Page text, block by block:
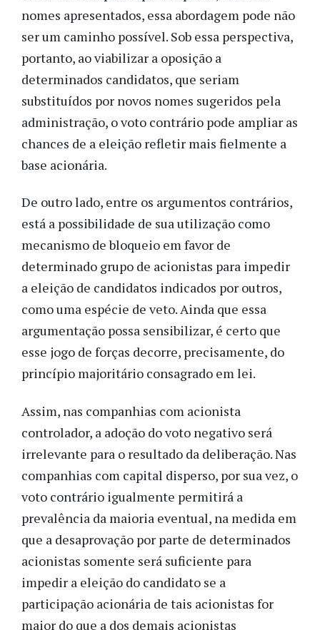
nomes apresentados, essa abordagem pode não
ser um caminho possível. Sob essa perspectiva,
portanto, ao viabilizar a oposição a
determinados candidatos, que seriam
substituídos por novos nomes sugeridos pela
administração, o voto contrário pode ampliar as
chances de a eleição refletir mais fielmente a
base acionária.
De outro lado, entre os argumentos contrários,
está a possibilidade de sua utilização como
mecanismo de bloqueio em favor de
determinado grupo de acionistas para impedir
a eleição de candidatos indicados por outros,
como uma espécie de veto. Ainda que essa
argumentação possa sensibilizar, é certo que
esse jogo de forças decorre, precisamente, do
princípio majoritário consagrado em lei.
Assim, nas companhias com acionista
controlador, a adoção do voto negativo será
irrelevante para o resultado da deliberação. Nas
companhias com capital disperso, por sua vez, o
voto contrário igualmente permitirá a
prevalência da maioria eventual, na medida em
que a desaprovação por parte de determinados
acionistas somente será suficiente para
impedir a eleição do candidato se a
participação acionária de tais acionistas for
maior do que a dos demais acionistas